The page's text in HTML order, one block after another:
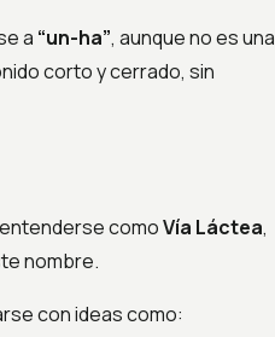
a “un-ha”, aunque no es una
corto y cerrado, sin
comoVía Láctea,
nombre.
con ideas como: